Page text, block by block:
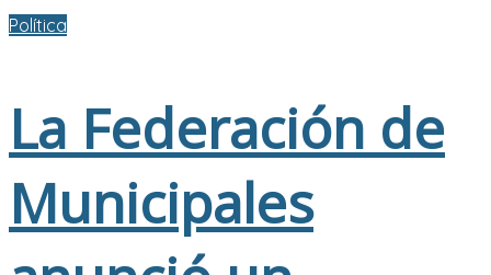
Política
La Federación de
Municipales